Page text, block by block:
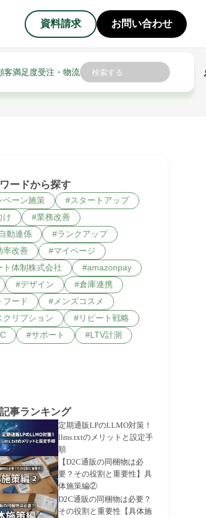
資料請求 お問い合わせ
客満足度受注・物流検
索
ードから探す
ペーン施策
スタートアップ
け
業務改善
動連係
ランクアップ
率改善
マイページ
ト体制株式会社
amazonpay
デザイン
倉庫連携
フード
メンズコスメ
クリプション
リピート戦略
サポート LTV計測
事ランキング
定期通販LPのLLMO対策！
llms.txtのメリットと設定手
順
【D2C通販の同梱物は必
要？その役割と重要性】具
体施策編②
D2C通販の同梱物は必要？
その役割と重要性【具体施